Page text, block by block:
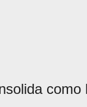
como